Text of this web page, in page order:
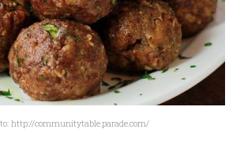
http://communitytable.parade.com/